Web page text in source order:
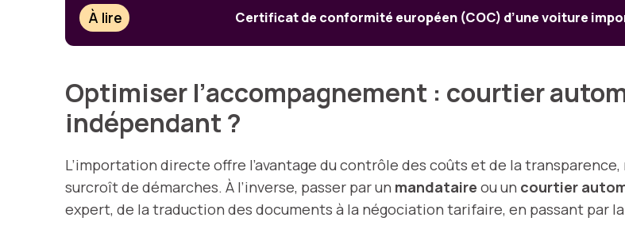
À lire Certificat de conformité européen (COC) d’une voiture
Optimiser l’accompagnement : courtier
indépendant ?
L’importation directe offre l’avantage du contrôle des coûts et de la
surcroît de démarches. À l’inverse, passer par un mandataire ou un courtier
expert, de la traduction des documents à la négociation tarifaire, en passant par